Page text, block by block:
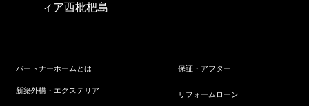
ィア西枇杷島
パートナーホームとは
新築外構・エクステリア
保証・アフター
リフォームローン